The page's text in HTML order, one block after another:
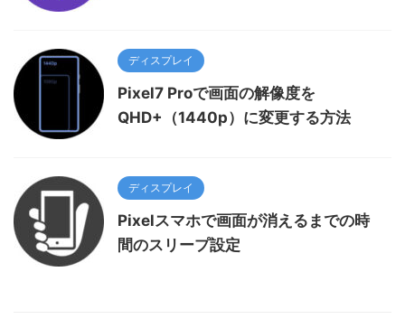
ディスプレイ
Pixel7 Proで画面の解像度を
QHD+（1440p）に変更する方法
ディスプレイ
Pixelスマホで画面が消えるまでの時
間のスリープ設定